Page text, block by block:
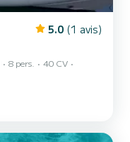
5.0 (1 avis)
8 pers.
40 CV